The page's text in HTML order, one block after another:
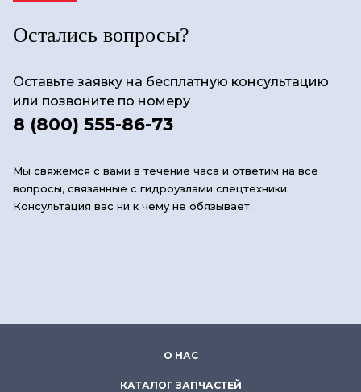
Остались вопросы?
Оставьте заявку на бесплатную консультацию
или позвоните по номеру
8 (800) 555-86-73
Мы свяжемся с вами в течение часа и ответим на все
вопросы, связанные с гидроузлами спецтехники.
Консультация вас ни к чему не обязывает.
О НАС
КАТАЛОГ ЗАПЧАСТЕЙ